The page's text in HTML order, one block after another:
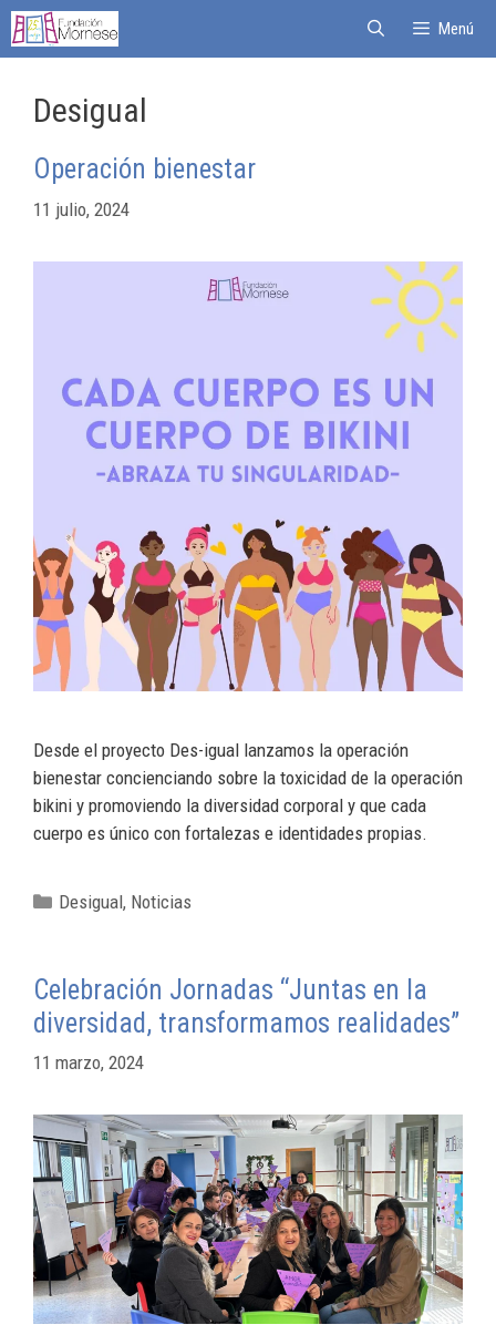
Menú
Desigual
Operación bienestar
11 julio, 2024
Desde el proyecto Des-igual lanzamos la operación
bienestar concienciando sobre la toxicidad de la operación
bikini y promoviendo la diversidad corporal y que cada
cuerpo es único con fortalezas e identidades propias.
Desigual, Noticias
Celebración Jornadas “Juntas en la
diversidad, transformamos realidades”
11 marzo, 2024